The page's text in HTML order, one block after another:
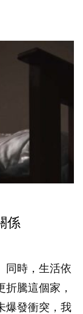
係
同時，生活依
騰這個家，
爆發衝突，我